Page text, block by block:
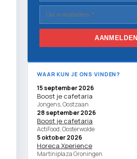
AANMELDEN
WAAR KUN JE ONS VINDEN?
15 september 2026
Boost je cafetaria
Jongens, Oostzaan
28 september 2026
Boost je cafetaria
ActiFood, Oosterwolde
5 oktober 2026
Horeca Xperience
Martiniplaza Groningen